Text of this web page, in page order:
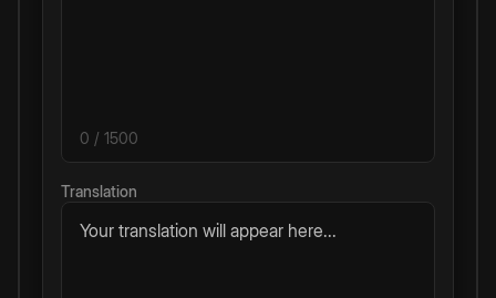
0 / 1500
Translation
Your translation will appear here...